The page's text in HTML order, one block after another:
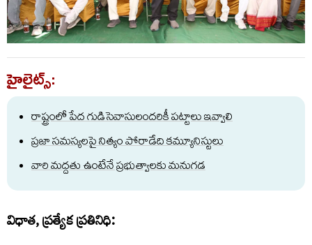
హైలైట్స్:
రాష్ట్రంలో పేద గుడిసెవాసులందరికీ పట్టాలు ఇవ్వాలి
ప్రజా సమస్యలపై నిత్యం పోరాడేది కమ్యూనిస్టులు
వారి మద్దతు ఉంటేనే ప్రభుత్వాలకు మనుగడ
విధాత, ప్రత్యేక ప్రతినిధి: